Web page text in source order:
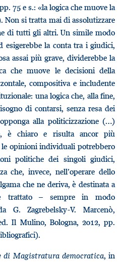
75 e s.: «la logica che muove la
Non si tratta mai di assolutizzare
di tutti gli altri. Un simile modo
esigerebbe la conta tra i giudici,
assai più grave, dividerebbe la
che muove le decisioni della
compositiva e includente
una logica che, alla fine,
di contarsi, senza resa dei
alla politicizzazione (…)
è chiaro e risulta ancor più
le opinioni individuali potrebbero
politiche dei singoli giudici,
che, invece, nell’operare dello
che ne deriva, è destinata a
trattato – sempre in modo
G. Zagrebelsky-V. Marcenò,
Il Mulino, Bologna, 2012, pp.
di Magistratura democratica, in